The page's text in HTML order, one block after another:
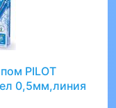
PILOT
0,5мм,линия